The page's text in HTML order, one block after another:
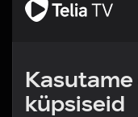
küpsiseid